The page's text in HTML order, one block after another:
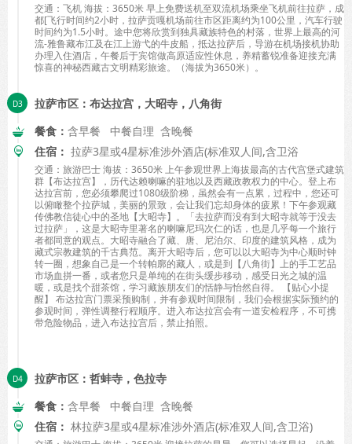
交通：飞机 海拔：3650米 早上免费送机至双流机场乘坐飞机前往拉萨，成
都[飞行时间约2小时，拉萨贡嘎机场前往市区距离约为100公里，汽车行驶
时间约为1.5小时。途中您将欣赏到独具藏族特色的村落，世界上最高的河
流-雅鲁藏布江及在江上游弋的牛皮船，抵达拉萨后，导游在机场接机协助
办理入住酒店，午餐后于宾馆做高原适应性休息，养精蓄锐准备迎接充满
惊喜的神秘西藏古文明精彩旅途。（海拔为3650米）。
拉萨市区：布达拉宫，大昭寺，八角街
餐食： 含早餐 中餐自理 含晚餐
住宿： 拉萨3星或4星标准涉外酒店(标准双人间,含卫浴
交通：旅游巴士 海拔：3650米 上午参观世界上海拔最高的古代宫堡式建筑
群【布达拉宫】，历代达赖喇嘛的驻地以及西藏政教权力的中心。登上布
达拉宫前，您必须攀爬过1080级阶梯，虽然会有一点累，过程中，您还可
以俯瞰整个拉萨城，美丽的景致，会让我们忘却身体的疲累！下午参观藏
传佛教信徒心中的圣地【大昭寺】。「去拉萨而没有到大昭寺就等于没去
过拉萨」，这是大昭寺里著名的喇嘛尼玛次仁的话，也是几乎每一个旅行
者都同意的观点。大昭寺融合了藏、唐、尼泊尔、印度的建筑风格，成为
藏式宗教建筑的千古典范。离开大昭寺后，您可以以大昭寺为中心顺时钟
转一圈，想象自己是一个转帕廓的藏人，或是到【八角街】上的手工艺品
市场血拼一番，或者您只是单纯的在街头缓步移动，感受日光之城的温
暖，或是找个甜茶馆，学习藏族朋友们的恬静与怡然自得。 【贴心小提
醒】 布达拉宫门票采预购制，并有参观时间限制，我们会根据实际预约的
参观时间，弹性调整行程顺序。进入布达拉宫会有一道安检程序，不可携
带危险物品，进入布达拉宫后，禁止拍照。
拉萨市区：哲蚌寺，色拉寺
餐食： 含早餐 中餐自理 含晚餐
住宿： 林拉萨3星或4星标准涉外酒店(标准双人间,含卫浴)